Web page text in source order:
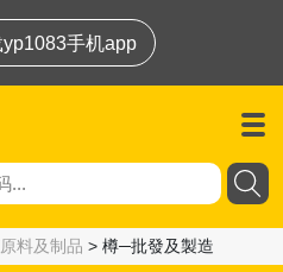
手机app
料及制品 > 樽─批發及製造